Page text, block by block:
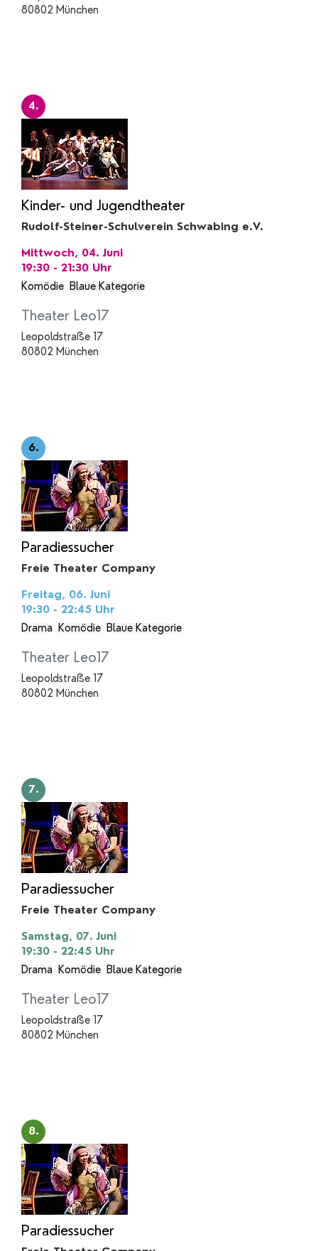
80802 München
4.
Kinder- und Jugendtheater
Rudolf-Steiner-Schulverein Schwabing e.V.
Mittwoch, 04. Juni
19:30 - 21:30 Uhr
Komödie Blaue Kategorie
Theater Leo17
Leopoldstraße 17
80802 München
6.
Paradiessucher
Freie Theater Company
Freitag, 06. Juni
19:30 - 22:45 Uhr
Drama
Komödie Blaue Kategorie
Theater Leo17
Leopoldstraße 17
80802 München
7.
Paradiessucher
Freie Theater Company
Samstag, 07. Juni
19:30 - 22:45 Uhr
Drama
Komödie Blaue Kategorie
Theater Leo17
Leopoldstraße 17
80802 München
8.
Paradiessucher